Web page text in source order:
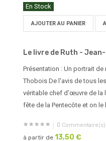
En Stock
AJOUTER AU PANIER
Le livre de Ruth -
Présentation : Un portrait
Thobois De l'avis de tous
véritable chef d'œuvre de la
fête de la Pentecôte et on le
0 Commentaire(s)
à partir de 13,50 €